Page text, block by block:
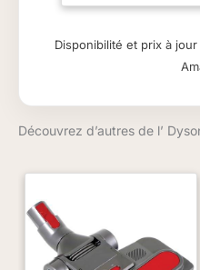
Disponibilité et prix à
Découvrez d’autres de l’